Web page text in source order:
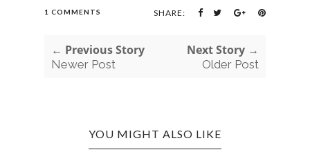
1 COMMENTS SHARE:
← Previous Story
Newer Post
Next Story →
Older Post
YOU MIGHT ALSO LIKE